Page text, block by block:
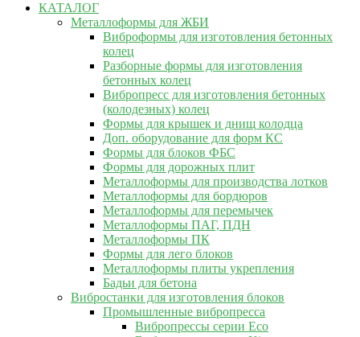
КАТАЛОГ
Металлоформы для ЖБИ
Виброформы для изготовления бетонных
колец
Разборные формы для изготовления
бетонных колец
Вибропресс для изготовления бетонных
(колодезных) колец
Формы для крышек и днищ колодца
Доп. оборудование для форм КС
Формы для блоков ФБС
Формы для дорожных плит
Металлоформы для производства лотков
Металлоформы для бордюров
Металлоформы для перемычек
Металлоформы ПАГ, ПДН
Металлоформы ПК
Формы для лего блоков
Металлоформы плиты укрепления
Бадьи для бетона
Вибростанки для изготовления блоков
Промышленные вибропресса
Вибропрессы серии Eco